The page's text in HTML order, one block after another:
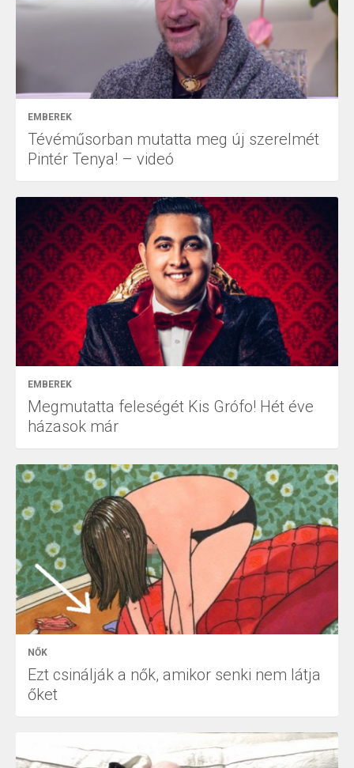
EMBEREK
Tévéműsorban mutatta meg új szerelmét
Pintér Tenya! – videó
EMBEREK
Megmutatta feleségét Kis Grófo! Hét éve
házasok már
NŐK
Ezt csinálják a nők, amikor senki nem látja
őket